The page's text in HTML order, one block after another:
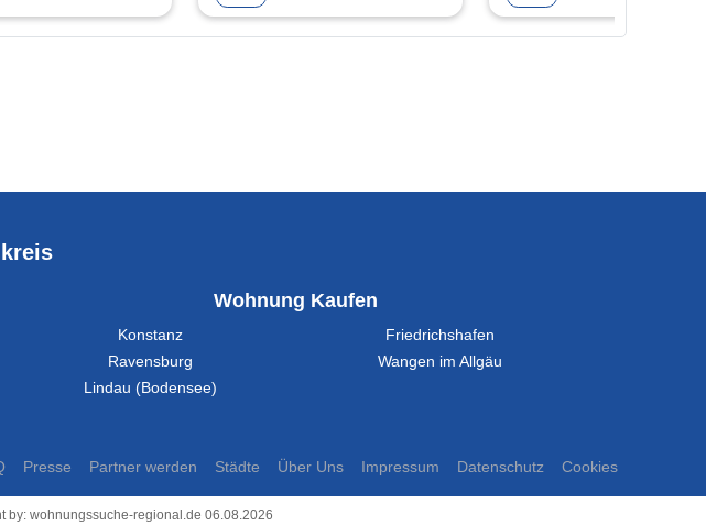
Wohnung Kaufen
Konstanz
Friedrichshafen
Ravensburg
Wangen im Allgäu
Lindau (Bodensee)
Presse Partner werden Städte Über Uns Impressum Datenschutz Cookies
by: wohnungssuche-regional.de 06.08.2026